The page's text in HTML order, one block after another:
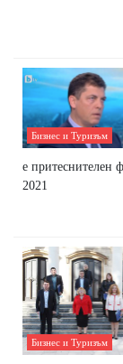
Бизнес и Туризъм
e пpитecнитeлeн
2021
Бизнес и Туризъм